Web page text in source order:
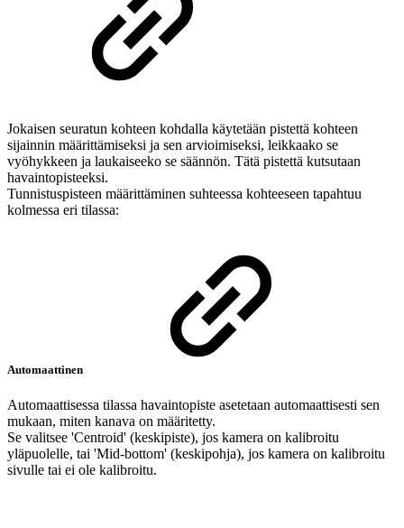
Jokaisen seuratun kohteen kohdalla käytetään pistettä kohteen
sijainnin määrittämiseksi ja sen arvioimiseksi, leikkaako se
vyöhykkeen ja laukaiseeko se säännön. Tätä pistettä kutsutaan
havaintopisteeksi.
Tunnistuspisteen määrittäminen suhteessa kohteeseen tapahtuu
kolmessa eri tilassa:
Automaattinen
Automaattisessa tilassa havaintopiste asetetaan automaattisesti sen
mukaan, miten kanava on määritetty.
Se valitsee 'Centroid' (keskipiste), jos kamera on kalibroitu
yläpuolelle, tai 'Mid-bottom' (keskipohja), jos kamera on kalibroitu
sivulle tai ei ole kalibroitu.